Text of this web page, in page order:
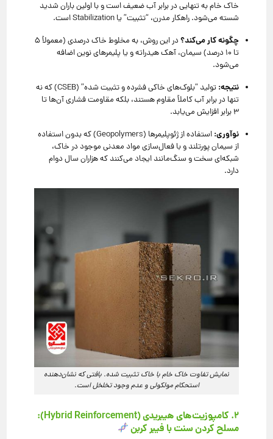
خاک خام به تنهایی در برابر آب ضعیف است و با اولین باران شدید
شسته می‌شود. راهکار مدرن، “تثبیت” یا Stabilization است.
چگونه کار می‌کند؟
در این روش، به مخلوط خاک درصدی (معمولاً ۵
تا ۱۰ درصد) سیمان، آهک هیدراته و یا پلیمرهای نوین اضافه
می‌شود.
نتیجه:
تولید “بلوک‌های خاکی فشرده و تثبیت شده” (CSEB) که نه
تنها در برابر آب کاملاً مقاوم هستند، بلکه مقاومت فشاری آن‌ها تا
۳ برابر افزایش می‌یابد.
نوآوری:
استفاده از ژئوپلیمرها (Geopolymers) که بدون استفاده
از سیمان پورتلند و با فعال‌سازی مواد معدنی موجود در خاک،
شبکه‌ای سخت و سنگ‌مانند ایجاد می‌کنند که هزاران سال دوام
دارد.
نمایش تفاوت خاک خام با خاک تثبیت شده. بافتی که نشان‌دهنده
استحکام مولکولی و عدم وجود تخلخل است.
۲. کامپوزیت‌های هیبریدی (Hybrid Reinforcement):
مسلح کردن سنت با فیبر کربن